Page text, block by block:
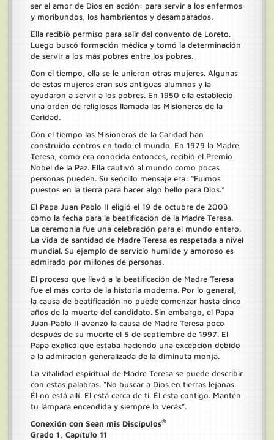
ser el amor de Dios en acción: para servir a los enfermos
y moribundos, los hambrientos y desamparados.
Ella recibió permiso para salir del convento de Loreto.
Luego buscó formación médica y tomó la determinación
de servir a los más pobres entre los pobres.
Con el tiempo, ella se le unieron otras mujeres. Algunas
de estas mujeres eran sus antiguas alumnos y la
ayudaron a servir a los pobres. En 1950 ella estableció
una orden de religiosas llamada las Misioneras de la
Caridad.
Con el tiempo las Misioneras de la Caridad han
construido centros en todo el mundo. En 1979 la Madre
Teresa, como era conocida entonces, recibió el Premio
Nobel de la Paz. Ella cautivó al mundo como pocas
personas pueden. Su sencillo mensaje era: “Fuimos
puestos en la tierra para hacer algo bello para Dios.”
El Papa Juan Pablo II eligió el 19 de octubre de 2003
como la fecha para la beatificación de la Madre Teresa.
La ceremonia fue una celebración para el mundo entero.
La vida de santidad de Madre Teresa es respetada a nivel
mundial. Su ejemplo de servicio humilde y amoroso es
admirado por millones de personas.
El proceso que llevó a la beatificación de Madre Teresa
fue el más corto de la historia moderna. Por lo general,
la causa de beatificación no puede comenzar hasta cinco
años de la muerte del candidato. Sin embargo, el Papa
Juan Pablo II avanzó la causa de Madre Teresa poco
después de su muerte el 5 de septiembre de 1997. El
Papa explicó que estaba haciendo una excepción debido
a la admiración generalizada de la diminuta monja.
La vitalidad espiritual de Madre Teresa se puede describir
con estas palabras. “No buscar a Dios en tierras lejanas.
Él no está allí. Él está cerca de ti. Él esta contigo. Mantén
tu lámpara encendida y siempre lo verás”.
Conexión con Sean mis Discípulos®
Grado 1, Capítulo 11